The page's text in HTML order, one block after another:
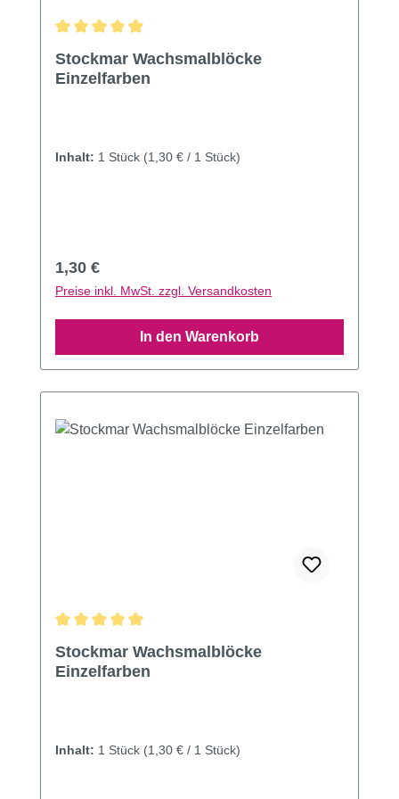
Stockmar Wachsmalblöcke
Einzelfarben
Inhalt: 1 Stück (1,30 € / 1 Stück)
Regulärer Preis:
1,30 €
Preise inkl. MwSt. zzgl. Versandkosten
In den Warenkorb
Stockmar Wachsmalblöcke
Einzelfarben
Inhalt: 1 Stück (1,30 € / 1 Stück)